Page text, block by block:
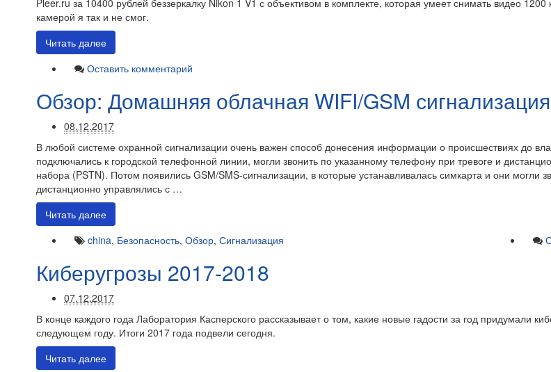
Pleer.ru за 10400 рублей беззеркалку Nikon 1 V1 с объективом в комплекте, которая умеет снимать видео 1200
камерой я так и не смог.
Читать далее
Оставить комментарий
Обзор: Домашняя облачная WIFI/GSM
08.12.2017
В любой системе охранной сигнализации очень важен способ донесения информации о происшествиях до
подключались к городской телефонной линии, могли звонить по указанному телефону при тревоге и
набора (PSTN). Потом появились GSM/SMS-сигнализации, в которые устанавливалась симкарта и они могли
дистанционно управлялись с …
Читать далее
china, Безопасность, Обзор, Сигнализация
Киберугрозы 2017-2018
07.12.2017
В конце каждого года Лаборатория Касперского рассказывает о том, какие новые гадости за год придумали
следующем году. Итоги 2017 года подвели сегодня.
Читать далее